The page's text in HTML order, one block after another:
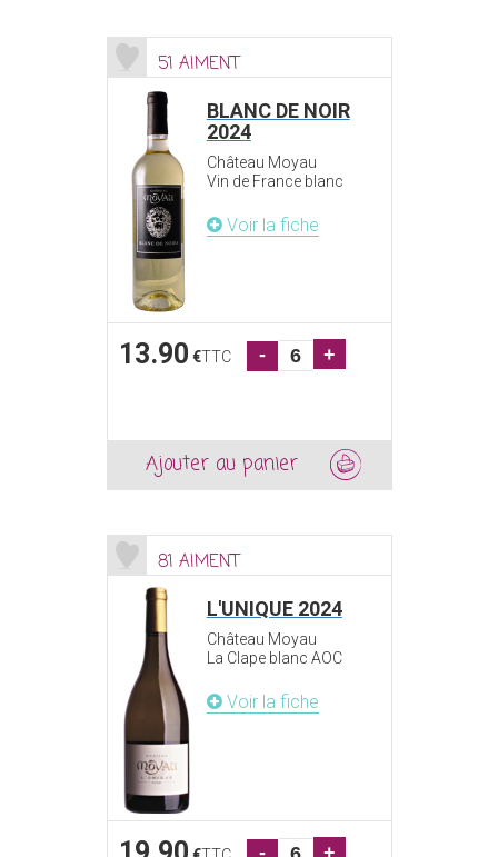
51 AIMENT
BLANC DE NOIR
2024
Château Moyau
Vin de France blanc
Voir la fiche
13.90 €TTC - +
Ajouter au panier
81 AIMENT
L'UNIQUE 2024
Château Moyau
La Clape blanc AOC
Voir la fiche
- +